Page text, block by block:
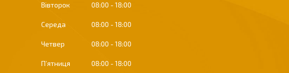
Вівторок 08:00 18:00
Середа 08:00 18:00
Четвер 08:00 18:00
Пʼятниця 08:00 18:00